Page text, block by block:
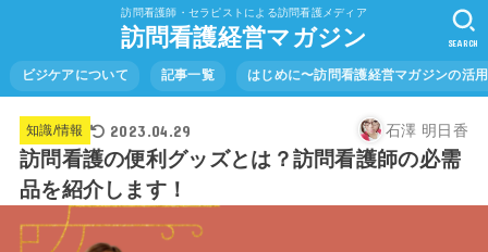
訪問看護師・セラピストによる訪問看護メディア
訪問看護経営マガジン
ビジケアについて 記事一覧 はじめに〜訪問看護経営マガジンの活
SEARCH
知識/情報 2023.04.29 石澤 明日香
訪問看護の便利グッズとは？訪問看護師の必需
品を紹介します！